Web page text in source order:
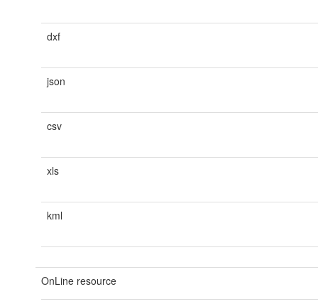
dxf
json
csv
xls
kml
OnLine resource